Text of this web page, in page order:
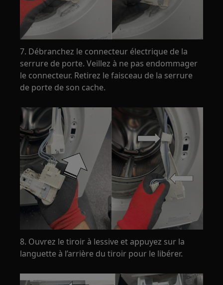
7. Débranchez le connecteur électrique de la
serrure de porte. Veillez à ne pas endommager
le connecteur. Retirez le faisceau de la serrure
de porte de son cache.
8. Ouvrez le tiroir à lessive et appuyez sur la
languette à l’arrière du tiroir pour le libérer.